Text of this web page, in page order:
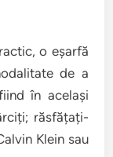
o eșarfă
de a
în același
răsfățați-
Klein sau